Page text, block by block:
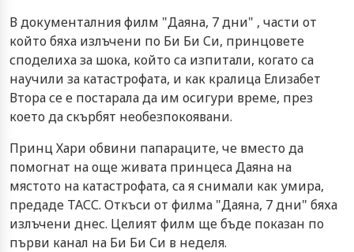
В документалния филм "Даяна, 7 дни" , части от
който бяха излъчени по Би Би Си, принцовете
споделиха за шока, който са изпитали, когато са
научили за катастрофата, и как кралица Елизабет
Втора се е постарала да им осигури време, през
което да скърбят необезпокоявани.
Принц Хари обвини папараците, че вместо да
помогнат на още живата принцеса Даяна на
мястото на катастрофата, са я снимали как умира,
предаде ТАСС. Откъси от филма "Даяна, 7 дни" бяха
излъчени днес. Целият филм ще бъде показан по
първи канал на Би Би Си в неделя.